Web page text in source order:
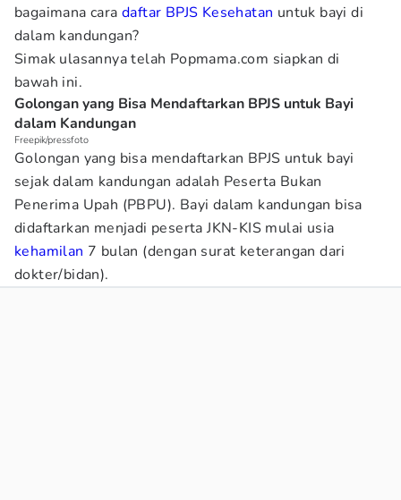
bagaimana caradaftar BPJS Kesehatan untuk bayi di
dalam kandungan?
Simak ulasannya telah Popmama.com siapkan di
bawah ini.
Golongan yang Bisa Mendaftarkan BPJS untuk Bayi
dalam Kandungan
Freepik/pressfoto
Golongan yang bisa mendaftarkan BPJS untuk bayi
sejak dalam kandungan adalah Peserta Bukan
Penerima Upah (PBPU). Bayi dalam kandungan bisa
didaftarkan menjadi peserta JKN-KIS mulai usia
kehamilan 7 bulan (dengan surat keterangan dari
dokter/bidan).